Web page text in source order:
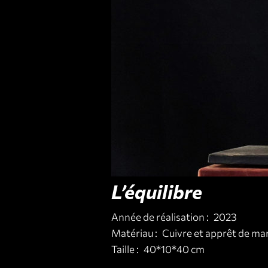
L’équilibre
Année de réalisation : 2023
Matériau : Cuivre et apprêt de
Taille : 40*10*40 cm